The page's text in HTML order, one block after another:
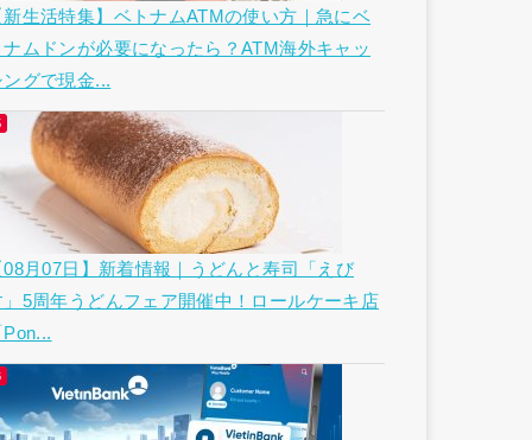
新生活特集】ベトナムATMの使い方｜急にベ
ナムドンが必要になったら？ATM海外キャッ
ングで現金...
08月07日】新着情報｜うどんと寿司「えび
」5周年うどんフェア開催中！ロールケーキ店
Pon...